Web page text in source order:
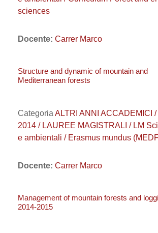
sciences
Docente: Carrer Marco
Structure and dynamic of mountain and
Mediterranean forests
Categoria ALTRI ANNI ACCADEMICI
2014 / LAUREE MAGISTRALI / LM
e ambientali / Erasmus mundus
Docente: Carrer Marco
Management of mountain forests and
2014-2015